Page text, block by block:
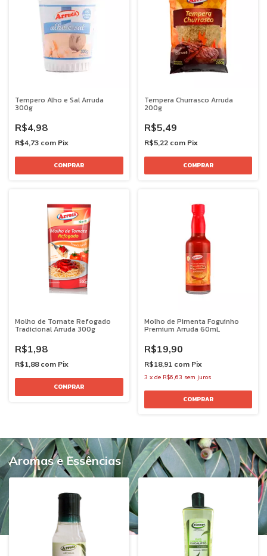
Tempero Alho e Sal Arruda
300g
R$4,98
R$4,73 com Pix
Tempera Churrasco Arruda
200g
R$5,49
R$5,22 com Pix
Molho de Tomate Refogado
Tradicional Arruda 300g
R$1,98
R$1,88 com Pix
Molho de Pimenta Foguinho
Premium Arruda 60mL
R$19,90
R$18,91 com Pix
3 x de R$6,63 sem juros
Aromas e Essências